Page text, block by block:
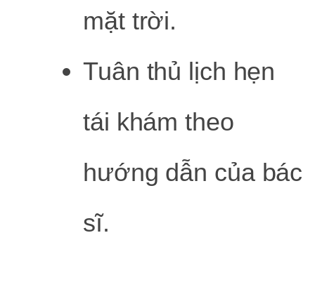
mặt trời.
Tuân thủ lịch hẹn
tái khám theo
hướng dẫn của bác
sĩ.